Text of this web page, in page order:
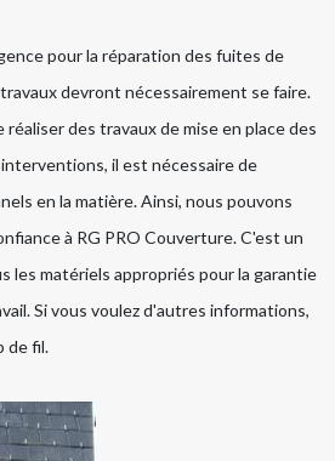
pour la réparation des fuites de
devront nécessairement se faire.
des travaux de mise en place des
il est nécessaire de
en la matière. Ainsi, nous pouvons
à RG PRO Couverture. C'est un
les matériels appropriés pour la garantie
Si vous voulez d'autres informations,
de fil.